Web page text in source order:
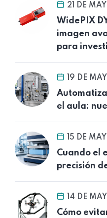
21 DE
WidePIX
imagen
para
19 DE
el aula:
15 DE
Cuando el
precisión
14 DE
Cómo